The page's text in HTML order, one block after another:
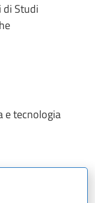
di Studi
e tecnologia